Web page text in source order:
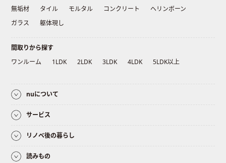
無垢材
タイル モルタル コンクリート
ヘリンボーン
ガラス
躯体現し
間取りから探す
ワンルーム
1LDK 2LDK 3LDK 4LDK 5LDK以上
nuについて
サービス
リノベ後の暮らし
読みもの